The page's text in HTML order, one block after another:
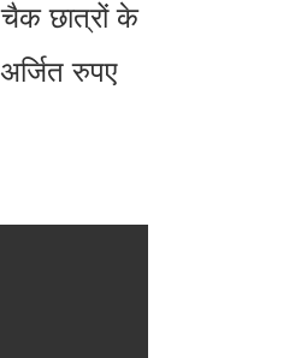
छात्रों के
रुपए